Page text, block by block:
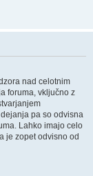
nad celotnim
foruma, vključno z
pa so odvisna
Lahko imajo celo
je zopet odvisno od